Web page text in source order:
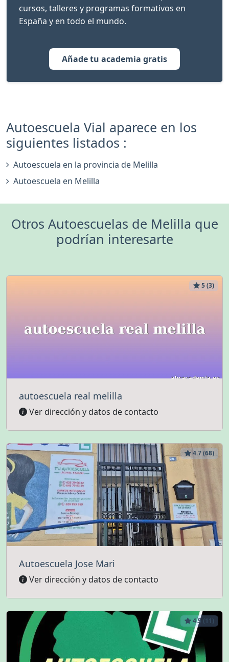
cursos, talleres y programas formativos en
España y en todo el mundo.
Añade tu academia gratis
Autoescuela Vial aparece en los
siguientes listados :
Autoescuela en la provincia de Melilla
Autoescuela en Melilla
Otros Autoescuelas de Melilla que
podrían interesarte
5 (3)
autoescuela real melilla
Ver dirección y datos de contacto
4.7 (68)
Autoescuela Jose Mari
Ver dirección y datos de contacto
4.5 (11)